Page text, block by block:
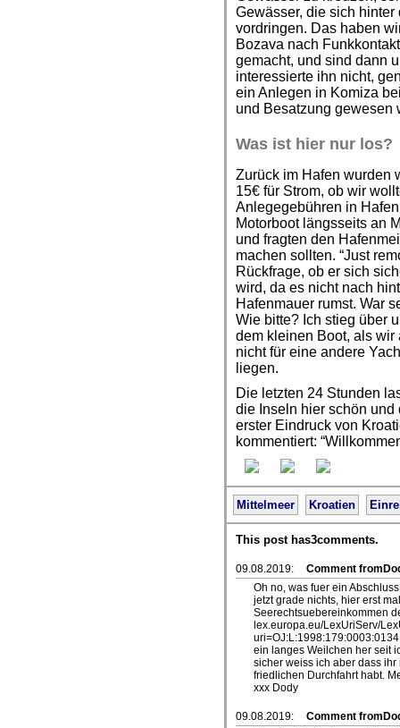
Gewässer, die sich
vordringen. Das haben
Bozava nach
gemacht, und sind dann
interessierte ihn nicht,
ein Anlegen in Komiza
und Besatzung gewesen
Was ist hier nur los?
Zurück im Hafen wurden
15€ für Strom, ob wir
Anlegegebühren in
Motorboot längsseits an
und fragten den
machen sollten. “Just
Rückfrage, ob er sich
wird, da es nicht nach
Hafenmauer rumst. War
Wie bitte? Ich stieg über
dem kleinen Boot, als
nicht für eine andere
liegen.
Die letzten 24 Stunden
die Inseln hier schön und
erster Eindruck von
kommentiert:
Mittelmeer Kroatien
This post has3comments.
09.08.2019:
Comment
Oh no, was fuer ein
jetzt grade nichts, hier erst
Seerechtsuebereinkommen
lex.europa.eu/LexUriServ/
ein langes Weilchen her seit
sicher weiss ich aber dass
friedlichen Durchfahrt habt.
xxx Dody
09.08.2019:
Comment